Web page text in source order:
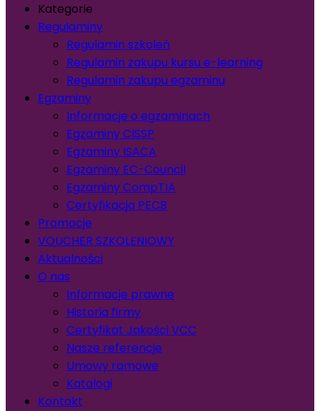
Kategorie
Regulaminy
Regulamin szkoleń
Regulamin zakupu kursu e-learning
Regulamin zakupu egzaminu
Egzaminy
Informacje o egzaminach
Egzaminy CISSP
Egzaminy ISACA
Egzaminy EC-Council
Egzaminy CompTIA
Certyfikacja PECB
Promocje
VOUCHER SZKOLENIOWY
Aktualności
O nas
Informacje prawne
Historia firmy
Certyfikat Jakości VCC
Nasze referencje
Umowy ramowe
Katalogi
Kontakt